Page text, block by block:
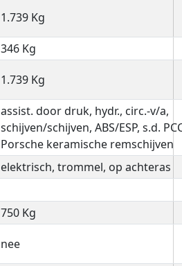
1.739 Kg
346 Kg
1.739 Kg
assist. door druk, hydr., circ.-v/a,
schijven/schijven, ABS/ESP, s.d.
Porsche keramische remschijven
elektrisch, trommel, op achteras
750 Kg
nee